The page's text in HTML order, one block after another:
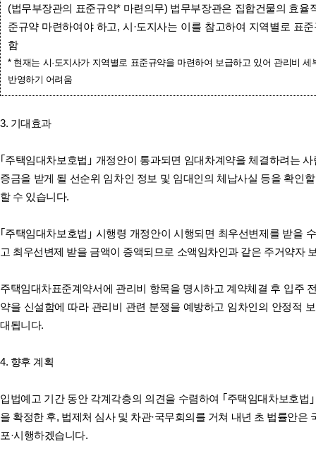
(법무부장관의 표준규약* 마련의무) 법무부장관은 집합건물의 효율
준규약 마련하여야 하고, 시·도지사는 이를 참고하여 지역별로 표
함
* 현재는 시·도지사가 지역별로 표준규약을 마련하여 보급하고 있어 관리비
반영하기 어려움
3. 기대효과
｢주택임대차보호법｣ 개정안이 통과되면 임대차계약을 체결하려는
증금을 받게 될 선순위 임차인 정보 및 임대인의 체납사실 등을 확인
할 수 있습니다.
｢주택임대차보호법｣ 시행령 개정안이 시행되면 최우선변제를 받을
고 최우선변제 받을 금액이 증액되므로 소액임차인과 같은 주거약자
주택임대차표준계약서에 관리비 항목을 명시하고 계약체결 후 입주
약을 신설함에 따라 관리비 관련 분쟁을 예방하고 임차인의 안정적
대됩니다.
4. 향후 계획
입법예고 기간 동안 각계각층의 의견을 수렴하여 ｢주택임대차보호법
을 확정한 후, 법제처 심사 및 차관·국무회의를 거쳐 내년 초 법률안은
포·시행하겠습니다.